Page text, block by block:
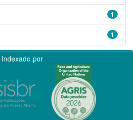
1
1
Indexado por